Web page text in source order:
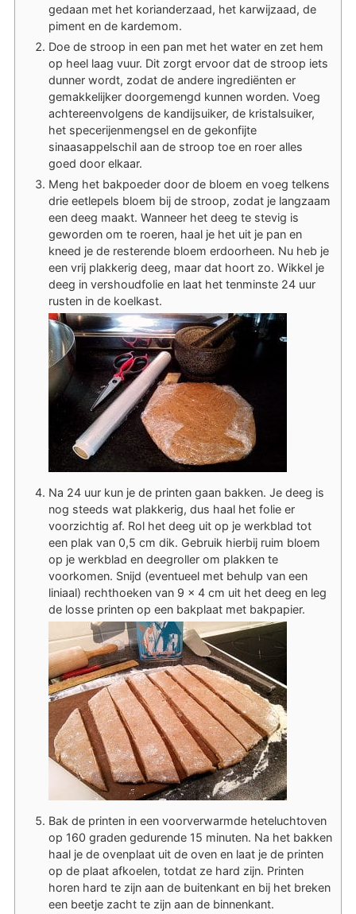
gedaan met het korianderzaad, het karwijzaad, de
piment en de kardemom.
Doe de stroop in een pan met het water en zet hem
op heel laag vuur. Dit zorgt ervoor dat de stroop iets
dunner wordt, zodat de andere ingrediënten er
gemakkelijker doorgemengd kunnen worden. Voeg
achtereenvolgens de kandijsuiker, de kristalsuiker,
het specerijenmengsel en de gekonfijte
sinaasappelschil aan de stroop toe en roer alles
goed door elkaar.
Meng het bakpoeder door de bloem en voeg telkens
drie eetlepels bloem bij de stroop, zodat je langzaam
een deeg maakt. Wanneer het deeg te stevig is
geworden om te roeren, haal je het uit je pan en
kneed je de resterende bloem erdoorheen. Nu heb je
een vrij plakkerig deeg, maar dat hoort zo. Wikkel je
deeg in vershoudfolie en laat het tenminste 24 uur
rusten in de koelkast.
Na 24 uur kun je de printen gaan bakken. Je deeg is
nog steeds wat plakkerig, dus haal het folie er
voorzichtig af. Rol het deeg uit op je werkblad tot
een plak van 0,5 cm dik. Gebruik hierbij ruim bloem
op je werkblad en deegroller om plakken te
voorkomen. Snijd (eventueel met behulp van een
liniaal) rechthoeken van 9 x 4 cm uit het deeg en leg
de losse printen op een bakplaat met bakpapier.
Bak de printen in een voorverwarmde heteluchtoven
op 160 graden gedurende 15 minuten. Na het bakken
haal je de ovenplaat uit de oven en laat je de printen
op de plaat afkoelen, totdat ze hard zijn. Printen
horen hard te zijn aan de buitenkant en bij het breken
een beetje zacht te zijn aan de binnenkant.